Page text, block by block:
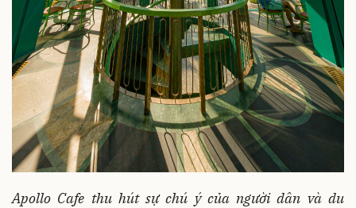
Apollo Cafe thu hút sự chú ý của người dân và du